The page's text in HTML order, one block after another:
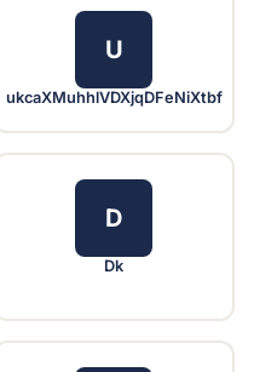
U
ukcaXMuhhlVDXjqDFeNiXtbf
D
Dk